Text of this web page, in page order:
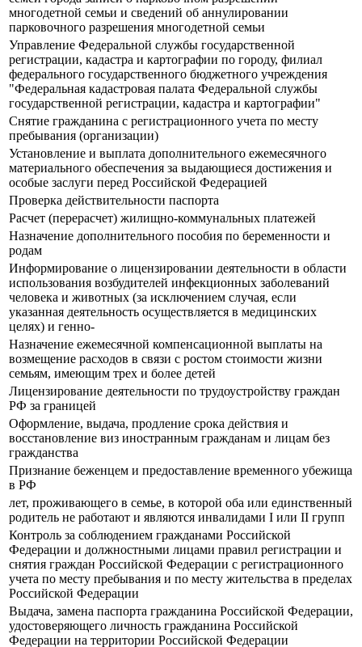
многодетной семьи и сведений об аннулировании
парковочного разрешения многодетной семьи
Управление Федеральной службы государственной
регистрации, кадастра и картографии по городу, филиал
федерального государственного бюджетного учреждения
"Федеральная кадастровая палата Федеральной службы
государственной регистрации, кадастра и картографии"
Снятие гражданина с регистрационного учета по месту
пребывания (организации)
Установление и выплата дополнительного ежемесячного
материального обеспечения за выдающиеся достижения и
особые заслуги перед Российской Федерацией
Проверка действительности паспорта
Расчет (перерасчет) жилищно-коммунальных платежей
Назначение дополнительного пособия по беременности и
родам
Информирование о лицензировании деятельности в области
использования возбудителей инфекционных заболеваний
человека и животных (за исключением случая, если
указанная деятельность осуществляется в медицинских
целях) и генно-
Назначение ежемесячной компенсационной выплаты на
возмещение расходов в связи с ростом стоимости жизни
семьям, имеющим трех и более детей
Лицензирование деятельности по трудоустройству граждан
РФ за границей
Оформление, выдача, продление срока действия и
восстановление виз иностранным гражданам и лицам без
гражданства
Признание беженцем и предоставление временного убежища
в РФ
лет, проживающего в семье, в которой оба или единственный
родитель не работают и являются инвалидами I или II групп
Контроль за соблюдением гражданами Российской
Федерации и должностными лицами правил регистрации и
снятия граждан Российской Федерации с регистрационного
учета по месту пребывания и по месту жительства в пределах
Российской Федерации
Выдача, замена паспорта гражданина Российской Федерации,
удостоверяющего личность гражданина Российской
Федерации на территории Российской Федерации